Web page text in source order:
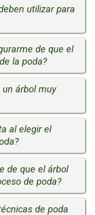
utilizar para
de que el
la poda?
un árbol muy
al elegir el
de que el árbol
de poda?
de poda